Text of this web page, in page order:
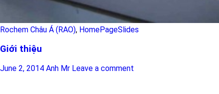
Rochem Châu Á (RAO), HomePageSlides
Giới thiệu
June 2, 2014 Anh Mr Leave a comment